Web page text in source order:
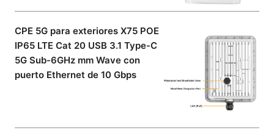
CPE 5G para exteriores X75 POE
IP65 LTE Cat 20 USB 3.1 Type-C
5G Sub-6GHz mm Wave con
puerto Ethernet de 10 Gbps